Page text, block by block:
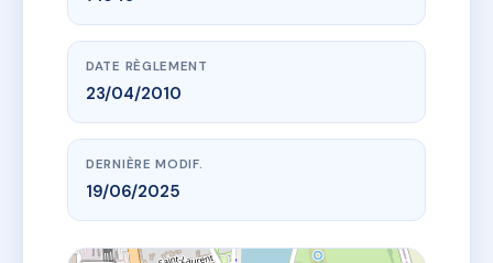
DATE RÈGLEMENT
23/04/2010
DERNIÈRE MODIF.
19/06/2025